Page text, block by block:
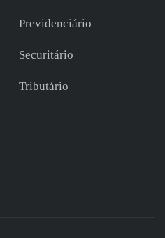
Previdenciário
Securitário
Tributário